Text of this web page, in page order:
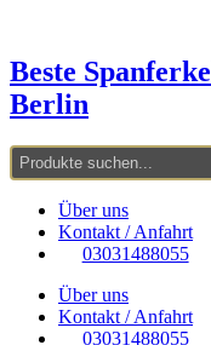
springen
Beste
Berlin
Über uns
Kontakt / Anfahrt
03031488055
Über uns
Kontakt / Anfahrt
03031488055